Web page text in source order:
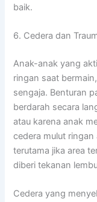
baik.
6. Cedera dan
Anak-anak yang
ringan saat
sengaja. Benturan
berdarah secara
atau karena anak
cedera mulut
terutama jika area
diberi tekanan
Cedera yang